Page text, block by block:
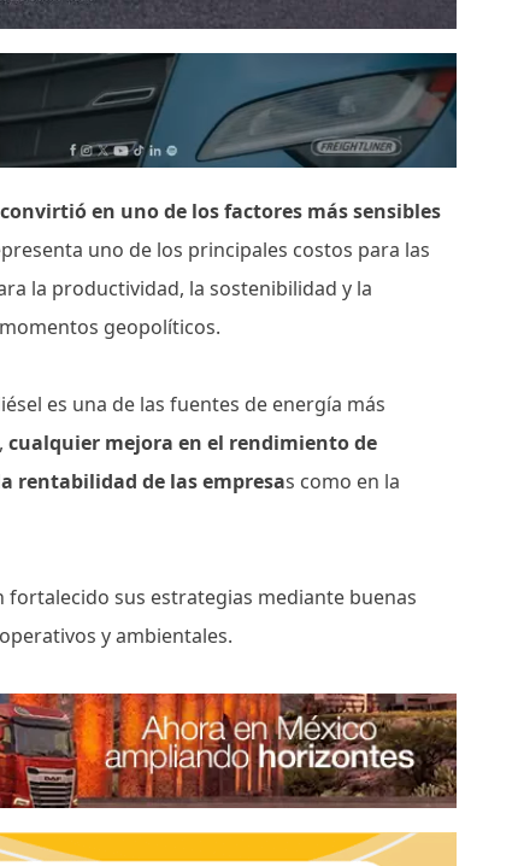
en uno de los factores más sensibles
uno de los principales costos para las
la productividad, la sostenibilidad y la
geopolíticos.
es una de las fuentes de energía más
cualquier mejora en el rendimiento de
rentabilidad de las empresas como en la
fortalecido sus estrategias mediante buenas
y ambientales.